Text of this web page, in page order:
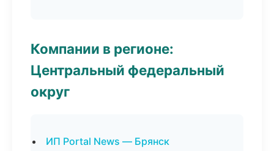
Компании в регионе:
Центральный федеральный
округ
ИП Portal News — Брянск